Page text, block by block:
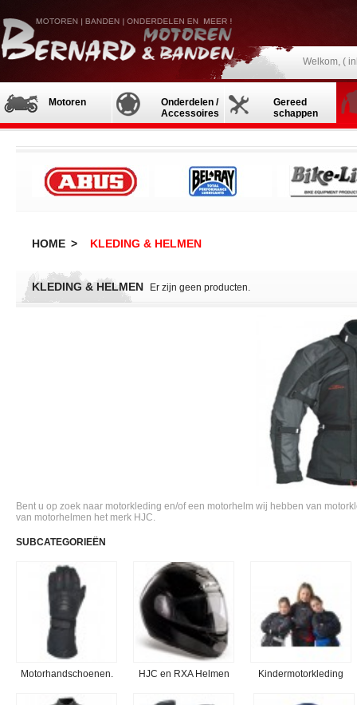
Welkom, (
Motoren
Onderdelen /
Accessoires
Gereed
schappen
HOME > KLEDING & HELMEN
KLEDING & HELMEN Er zijn geen producten.
Bent u op zoek naar motorkleding en/of een motorhelm wij hebben van
van motorhelmen het merk HJC.
SUBCATEGORIEËN
Motorhandschoenen. HJC en RXA Helmen Kindermotorkleding